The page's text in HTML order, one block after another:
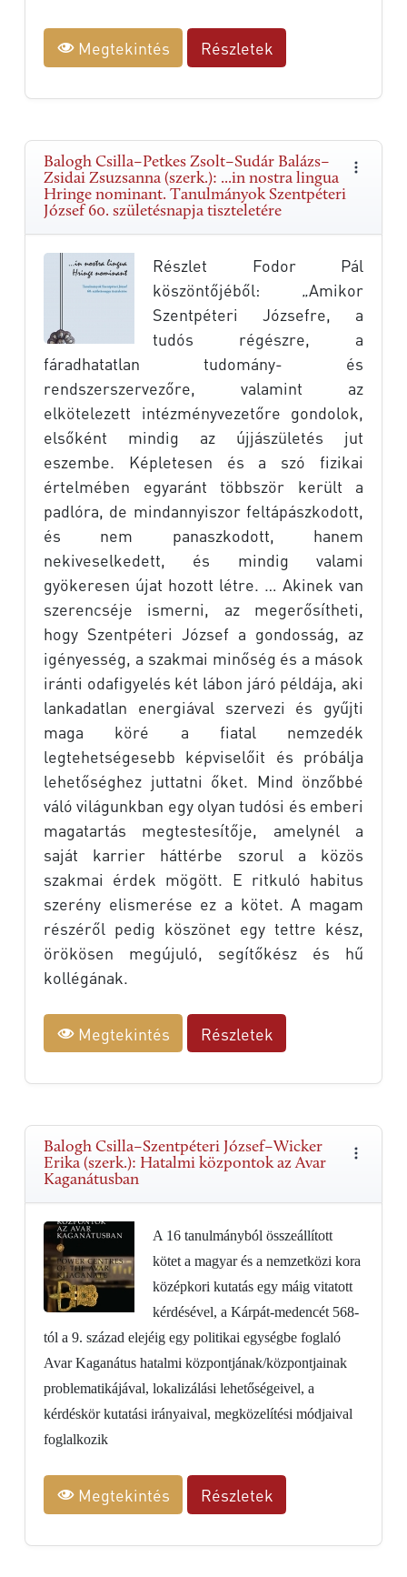
Megtekintés Részletek
Balogh Csilla–Petkes Zsolt–Sudár Balázs–
Zsidai Zsuzsanna (szerk.): ...in nostra lingua
Hringe nominant. Tanulmányok Szentpéteri
József 60. születésnapja tiszteletére
Részlet Fodor Pál
köszöntőjéből: „Amikor
Szentpéteri Józsefre, a
tudós régészre, a
fáradhatatlan tudomány- és
rendszerszervezőre, valamint az
elkötelezett intézményvezetőre gondolok,
elsőként mindig az újjászületés jut
eszembe. Képletesen és a szó fizikai
értelmében egyaránt többször került a
padlóra, de mindannyiszor feltápászkodott,
és nem panaszkodott, hanem
nekiveselkedett, és mindig valami
gyökeresen újat hozott létre. … Akinek van
szerencséje ismerni, az megerősítheti,
hogy Szentpéteri József a gondosság, az
igényesség, a szakmai minőség és a mások
iránti odafigyelés két lábon járó példája, aki
lankadatlan energiával szervezi és gyűjti
maga köré a fiatal nemzedék
legtehetségesebb képviselőit és próbálja
lehetőséghez juttatni őket. Mind önzőbbé
váló világunkban egy olyan tudósi és emberi
magatartás megtestesítője, amelynél a
saját karrier háttérbe szorul a közös
szakmai érdek mögött. E ritkuló habitus
szerény elismerése ez a kötet. A magam
részéről pedig köszönet egy tettre kész,
örökösen megújuló, segítőkész és hű
kollégának.
Megtekintés Részletek
Balogh Csilla–Szentpéteri József–Wicker
Erika (szerk.): Hatalmi központok az Avar
Kaganátusban
A 16 tanulmányból összeállított
kötet a magyar és a nemzetközi kora
középkori kutatás egy máig vitatott
kérdésével, a Kárpát-medencét 568-
tól a 9. század elejéig egy politikai egységbe foglaló
Avar Kaganátus hatalmi központjának/központjainak
problematikájával, lokalizálási lehetőségeivel, a
kérdéskör kutatási irányaival, megközelítési módjaival
foglalkozik
Megtekintés Részletek